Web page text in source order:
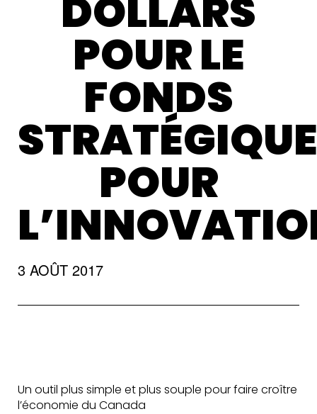
DOLLARS
POUR LE
FONDS
STRATÉGIQUE
POUR
3 AOÛT 2017
Un outil plus simple et plus souple pour faire croître
l’économie du Canada